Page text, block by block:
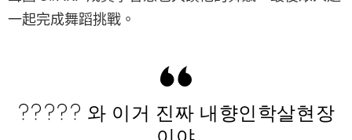
一起完成舞蹈挑戰。
????? 와 이거 진짜 내향인학살현장